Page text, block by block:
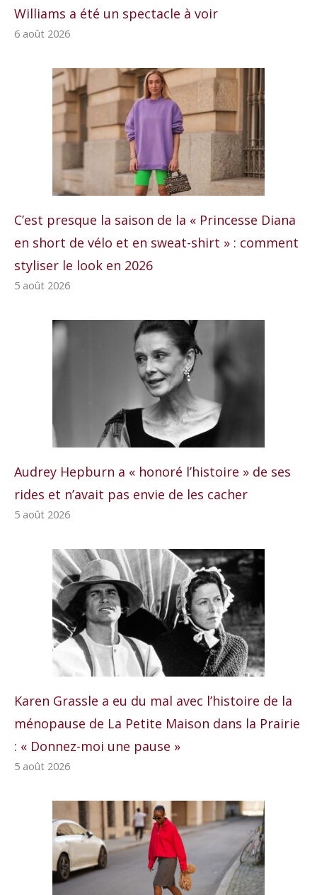
Williams a été un spectacle à voir
6 août 2026
C’est presque la saison de la « Princesse Diana
en short de vélo et en sweat-shirt » : comment
styliser le look en 2026
5 août 2026
Audrey Hepburn a « honoré l’histoire » de ses
rides et n’avait pas envie de les cacher
5 août 2026
Karen Grassle a eu du mal avec l’histoire de la
ménopause de La Petite Maison dans la Prairie
: « Donnez-moi une pause »
5 août 2026